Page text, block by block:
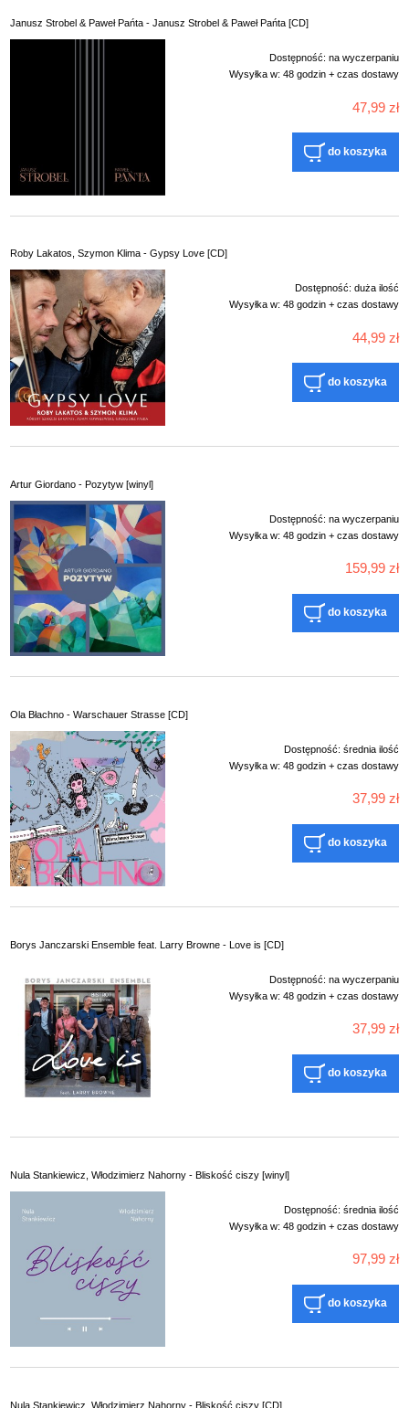
Janusz Strobel & Paweł Pańta - Janusz Strobel & Paweł Pańta [CD]
Dostępność: na wyczerpaniu
Wysyłka w: 48 godzin + czas dostawy
47,99 zł
do koszyka
Roby Lakatos, Szymon Klima - Gypsy Love [CD]
Dostępność: duża ilość
Wysyłka w: 48 godzin + czas dostawy
44,99 zł
do koszyka
Artur Giordano - Pozytyw [winyl]
Dostępność: na wyczerpaniu
Wysyłka w: 48 godzin + czas dostawy
159,99 zł
do koszyka
Ola Błachno - Warschauer Strasse [CD]
Dostępność: średnia ilość
Wysyłka w: 48 godzin + czas dostawy
37,99 zł
do koszyka
Borys Janczarski Ensemble feat. Larry Browne - Love is [CD]
Dostępność: na wyczerpaniu
Wysyłka w: 48 godzin + czas dostawy
37,99 zł
do koszyka
Nula Stankiewicz, Włodzimierz Nahorny - Bliskość ciszy [winyl]
Dostępność: średnia ilość
Wysyłka w: 48 godzin + czas dostawy
97,99 zł
do koszyka
Nula Stankiewicz, Włodzimierz Nahorny - Bliskość ciszy [CD]